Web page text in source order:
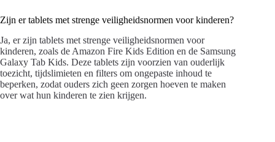
Zijn er tablets met strenge veiligheidsnormen voor kinderen?
Ja, er zijn tablets met strenge veiligheidsnormen voor
kinderen, zoals de Amazon Fire Kids Edition en de Samsung
Galaxy Tab Kids. Deze tablets zijn voorzien van ouderlijk
toezicht, tijdslimieten en filters om ongepaste inhoud te
beperken, zodat ouders zich geen zorgen hoeven te maken
over wat hun kinderen te zien krijgen.